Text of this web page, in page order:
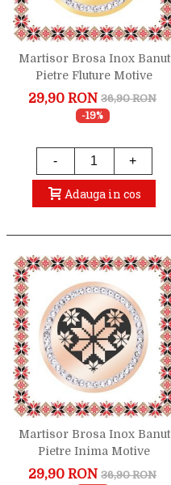
Martisor Brosa Inox Banut
Pietre Fluture Motive
Traditionale Auriu
29,90 RON 36,90 RON
-19%
- +
Adauga in cos
Martisor Brosa Inox Banut
Pietre Inima Motive
Traditionale Rose Gold
29,90 RON 36,90 RON